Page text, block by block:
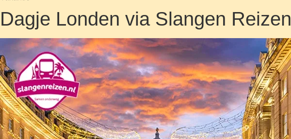
Dagje Londen via Slangen Reizen